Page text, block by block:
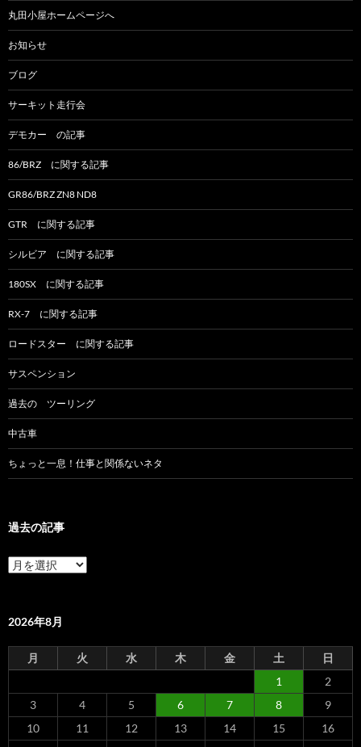
シ
ョ
ン
丸田小屋ホームページへ
お知らせ
ブログ
サーキット走行会
デモカー の記事
86/BRZ に関する記事
GR86/BRZ ZN8 ND8
GTR に関する記事
シルビア に関する記事
180SX に関する記事
RX-7 に関する記事
ロードスター に関する記事
サスペンション
過去の ツーリング
中古車
ちょっと一息！仕事と関係ないネタ
過去の記事
過
去
事
2026年8月
月 火 水 木 金 土
日
1
2
3
4 5 6 7 8
9
10
11 12 13 14 15
16